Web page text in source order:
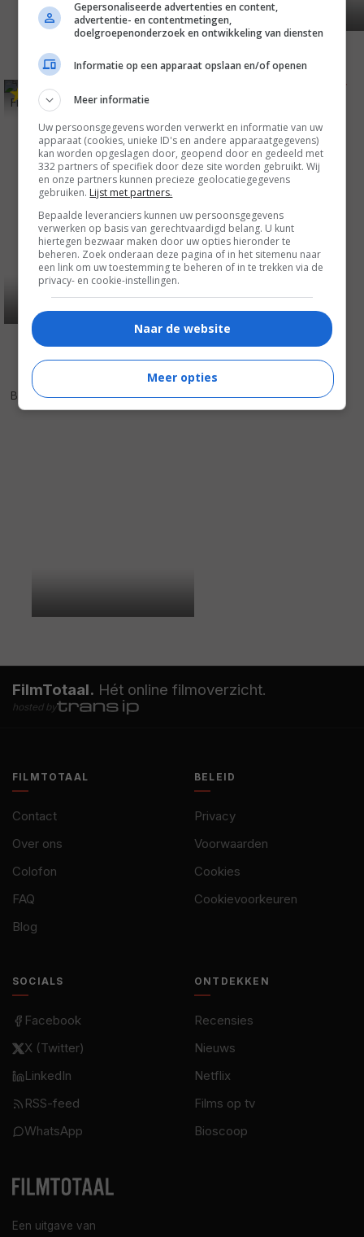
7,6
Five Graves to Cairo (1943)
Bombshell (1933)
FilmTotaal. Hét online filmoverzicht.
hosted by
Een uitgave van
FILMTOTAAL
Contact
Over ons
Colofon
FAQ
Blog
BELEID
Privacy
Voorwaarden
Cookies
Cookievoorkeuren
SOCIALS
Facebook
X (Twitter)
LinkedIn
RSS-feed
WhatsApp
ONTDEKKEN
Recensies
Nieuws
Netflix
Films op tv
Bioscoop
Gepersonaliseerde advertenties en content,
advertentie- en contentmetingen,
doelgroepenonderzoek en ontwikkeling van diensten
Informatie op een apparaat opslaan en/of openen
Meer informatie
Uw persoonsgegevens worden verwerkt en informatie van uw
apparaat (cookies, unieke ID's en andere apparaatgegevens)
kan worden opgeslagen door, geopend door en gedeeld met
332 partners of specifiek door deze site worden gebruikt. Wij
en onze partners kunnen precieze geolocatiegegevens
gebruiken. Lijst met partners.
Bepaalde leveranciers kunnen uw persoonsgegevens
verwerken op basis van gerechtvaardigd belang. U kunt
hiertegen bezwaar maken door uw opties hieronder te
beheren. Zoek onderaan deze pagina of in het sitemenu naar
een link om uw toestemming te beheren of in te trekken via de
privacy- en cookie-instellingen.
Naar de website
Meer opties